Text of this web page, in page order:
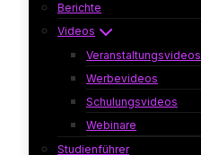
Berichte
Videos
Veranstaltungsvideos
Werbevideos
Schulungsvideos
Webinare
Studienführer